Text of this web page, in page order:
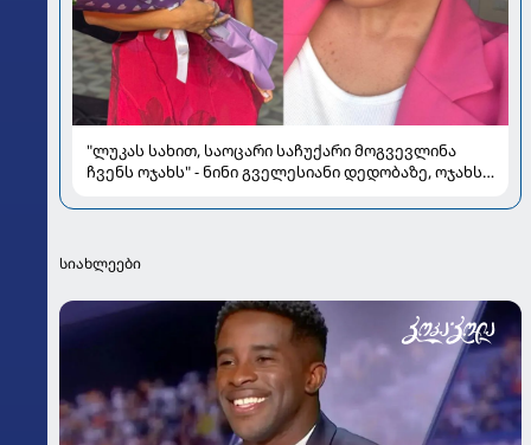
"ლუკას სახით, საოცარი საჩუქარი მოგვევლინა
ჩვენს ოჯახს" - ნინი გველესიანი დედობაზე, ოჯახსა
სიახლეები